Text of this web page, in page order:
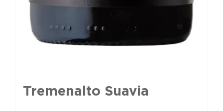
Tremenalto Suavia